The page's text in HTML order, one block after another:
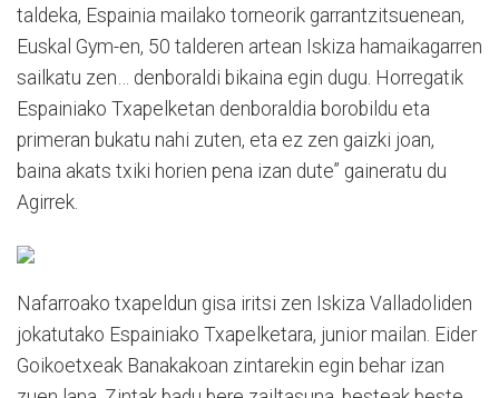
taldeka, Espainia mailako torneorik garrantzitsuenean,
Euskal Gym-en, 50 talderen artean Iskiza hamaikagarren
sailkatu zen… denboraldi bikaina egin dugu. Horregatik
Espainiako Txapelketan denboraldia borobildu eta
primeran bukatu nahi zuten, eta ez zen gaizki joan,
baina akats txiki horien pena izan dute” gaineratu du
Agirrek.
Nafarroako txapeldun gisa iritsi zen Iskiza Valladoliden
jokatutako Espainiako Txapelketara, junior mailan. Eider
Goikoetxeak Banakakoan zintarekin egin behar izan